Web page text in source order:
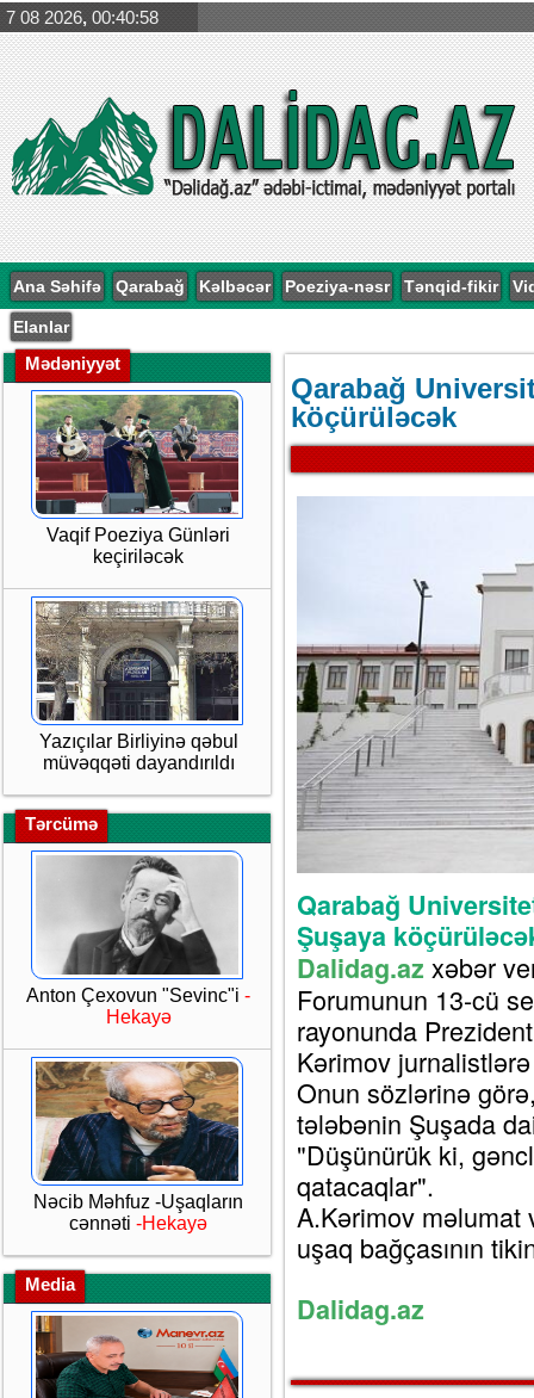
7 08 2026, 00:40:59
Ana Səhifə Qarabağ Kəlbəcər Poeziya-nəsr Tənqid-fikir
Elanlar
Mədəniyyət
Vaqif Poeziya Günləri
keçiriləcək
Yazıçılar Birliyinə qəbul
müvəqqəti dayandırıldı
Tərcümə
Anton Çexovun "Sevinc"i -
Hekayə
Nəcib Məhfuz -Uşaqların
cənnəti -Hekayə
Media
Qarabağ
köçürüləcək
Qarabağ
Şuşaya
Dalidag.az xəbər
Forumunun 13-cü
rayonunda
Kərimov
Onun sözlərinə
tələbənin Şuşada
"Düşünürük ki,
qatacaqlar".
A.Kərimov məlumat
uşaq bağçasının
Dalidag.az